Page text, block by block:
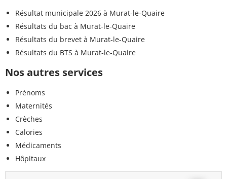
Résultat municipale 2026 à Murat-le-Quaire
Résultats du bac à Murat-le-Quaire
Résultats du brevet à Murat-le-Quaire
Résultats du BTS à Murat-le-Quaire
Nos autres services
Prénoms
Maternités
Crèches
Calories
Médicaments
Hôpitaux